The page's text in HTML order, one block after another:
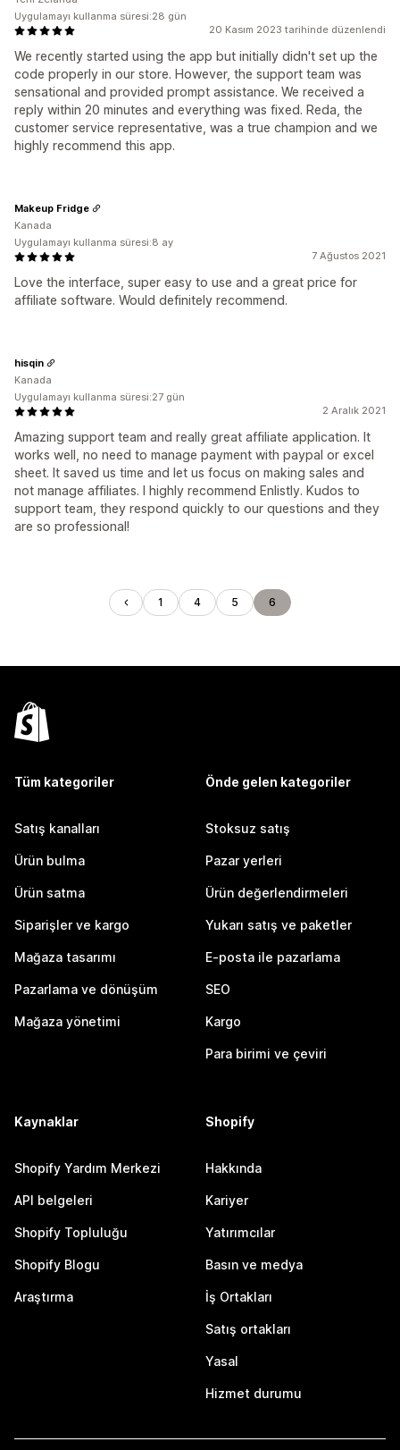
20 Kasım 2023 tarihinde düzenlendi
We recently started using the app but initially didn't set up the
code properly in our store. However, the support team was
sensational and provided prompt assistance. We received a
reply within 20 minutes and everything was fixed. Reda, the
customer service representative, was a true champion and we
highly recommend this app.
Uygulamayı kullanma süresi:28 gün
7 Ağustos 2021
Love the interface, super easy to use and a great price for
affiliate software. Would definitely recommend.
Makeup Fridge
Kanada
Uygulamayı kullanma süresi:8 ay
2 Aralık 2021
Amazing support team and really great affiliate application. It
works well, no need to manage payment with paypal or excel
sheet. It saved us time and let us focus on making sales and
not manage affiliates. I highly recommend Enlistly. Kudos to
support team, they respond quickly to our questions and they
are so professional!
hisqin
Kanada
Uygulamayı kullanma süresi:27 gün
1 4 5 6
Tüm kategoriler
Satış kanalları
Ürün bulma
Ürün satma
Siparişler ve kargo
Mağaza tasarımı
Pazarlama ve dönüşüm
Mağaza yönetimi
Önde gelen kategoriler
Stoksuz satış
Pazar yerleri
Ürün değerlendirmeleri
Yukarı satış ve paketler
E-posta ile pazarlama
SEO
Kargo
Para birimi ve çeviri
Kaynaklar
Shopify Yardım Merkezi
API belgeleri
Shopify Topluluğu
Shopify Blogu
Araştırma
Shopify
Hakkında
Kariyer
Yatırımcılar
Basın ve medya
İş Ortakları
Satış ortakları
Yasal
Hizmet durumu